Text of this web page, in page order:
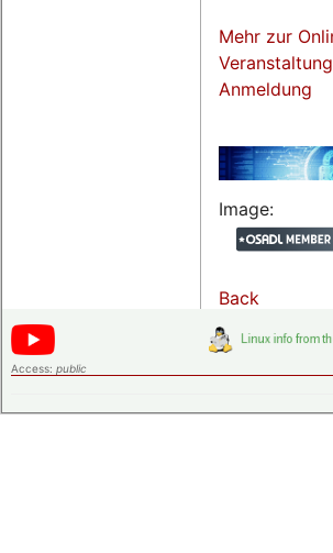
Mehr zur
Anmeldung
Image:
Back
Access: public